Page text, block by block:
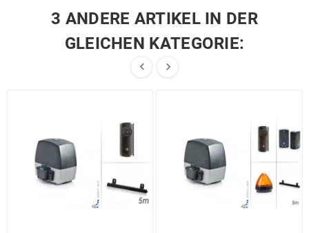
3 ANDERE ARTIKEL IN DER
GLEICHEN KATEGORIE:
 